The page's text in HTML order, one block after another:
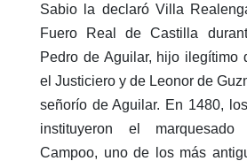
Sabio la declaró Villa
Fuero Real de Castilla
Pedro de Aguilar, hijo ilegítimo
el Justiciero y de Leonor de
señorío de Aguilar. En 1480,
instituyeron el
Campoo, uno de los más